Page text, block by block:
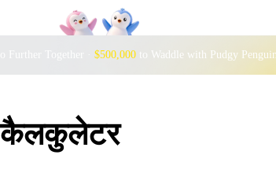
Further Together · $500,000to Waddle with Pudgy
कैलकुलेटर